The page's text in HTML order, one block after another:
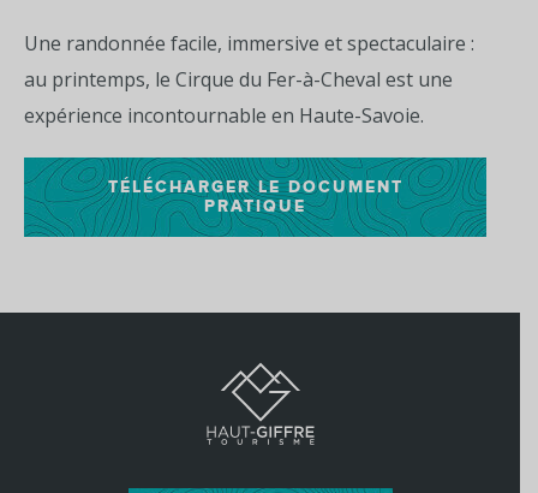
Une randonnée facile, immersive et spectaculaire :
au printemps, le Cirque du Fer-à-Cheval est une
expérience incontournable en Haute-Savoie.
TÉLÉCHARGER LE DOCUMENT
PRATIQUE